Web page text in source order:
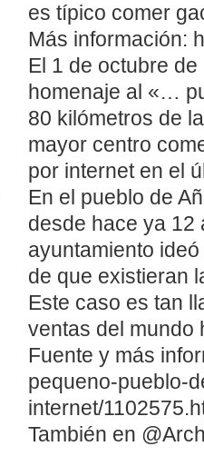
es típico comer
Más información:
El 1 de octubre
homenaje al «…
80 kilómetros de
mayor centro
por internet en el
En el pueblo de
desde hace ya 12
ayuntamiento
de que existieran
Este caso es tan
ventas del mundo
Fuente y más
pequeno-pueblo-
internet/
También en